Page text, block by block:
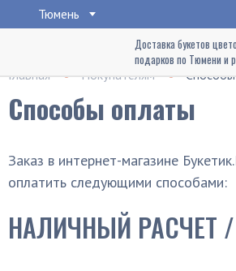
Тюмень
Доставка букетов
подарков по Тюмени и
Главная
Покупателям
Способы оплаты
Заказ в интернет-магазине
оплатить следующими способами:
НАЛИЧНЫЙ РАСЧЕТ